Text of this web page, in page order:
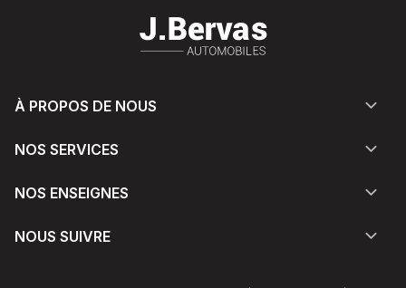
À PROPOS DE NOUS
NOS SERVICES
NOS ENSEIGNES
NOUS SUIVRE